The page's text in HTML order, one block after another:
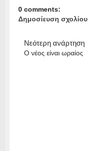
0 comments:
Δημοσίευση σχολίου
Νεότερη ανάρτηση
Ο νέος είναι ωραίος